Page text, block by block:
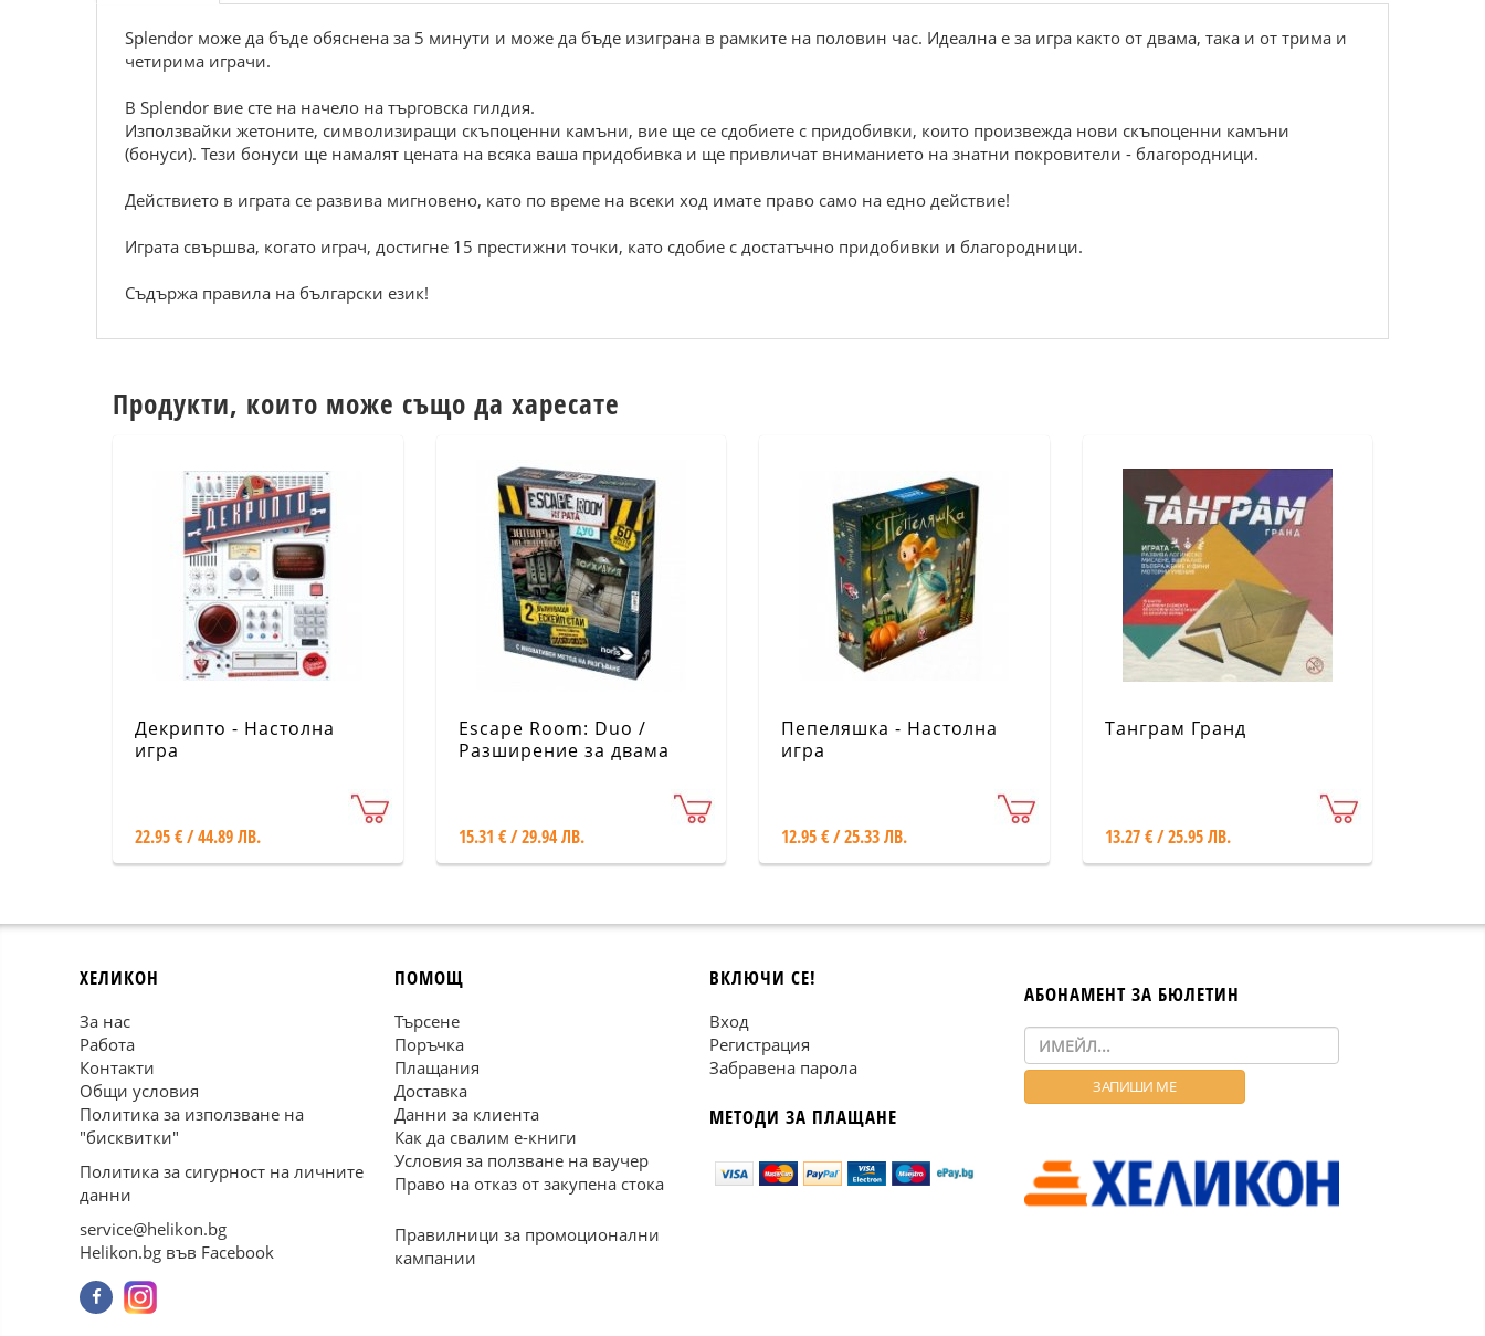
Splendor може да бъде обяснена за 5 минути и може да бъде изиграна в рамките на половин час. Идеална е за игра както от двама, така и от трима и
четирима играчи.
В Splendor вие сте на начело на търговска гилдия.
Използвайки жетоните, символизиращи скъпоценни камъни, вие ще се сдобиете с придобивки, които произвежда нови скъпоценни камъни
(бонуси). Тези бонуси ще намалят цената на всяка ваша придобивка и ще привличат вниманието на знатни покровители - благородници.
Действието в играта се развива мигновено, като по време на всеки ход имате право само на едно действие!
Играта свършва, когато играч, достигне 15 престижни точки, като сдобие с достатъчно придобивки и благородници.
Съдържа правила на български език!
Продукти, които може също да харесате
Декрипто - Настолна
игра
22.95 € / 44.89 ЛВ.
Escape Room: Duo /
Разширение за двама
15.31 € / 29.94 ЛВ.
Пепеляшка - Настолна
игра
12.95 € / 25.33 ЛВ.
Танграм Гранд
13.27 € / 25.95 ЛВ.
ХЕЛИКОН
За нас
Работа
Контакти
Общи условия
Политика за използване на
"бисквитки"
Политика за сигурност на личните
данни
service@helikon.bg
Helikon.bg във Facebook
ПОМОЩ
Търсене
Поръчка
Плащания
Доставка
Данни за клиента
Как да свалим е-книги
Условия за ползване на ваучер
Право на отказ от закупена стока
Правилници за промоционални
кампании
ВКЛЮЧИ СЕ!
Вход
Регистрация
Забравена парола
МЕТОДИ ЗА ПЛАЩАНЕ
АБОНАМЕНТ ЗА БЮЛЕТИН